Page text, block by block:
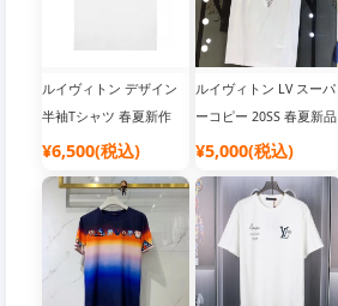
ルイヴィトン デザイン
半袖Tシャツ 春夏新作
¥6,500(税込)
ルイヴィトン LV スーパ
ーコピー 20SS 春夏新品
半袖Tシャツ
¥5,000(税込)